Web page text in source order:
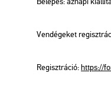
Ven­dé­ge­ket
Re­giszt­rá­ció:https://​